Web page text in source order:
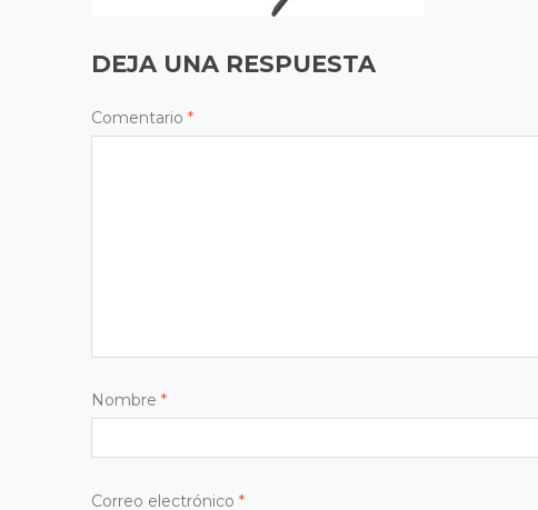
DEJA UNA RESPUESTA
Comentario *
Nombre *
Correo electrónico *